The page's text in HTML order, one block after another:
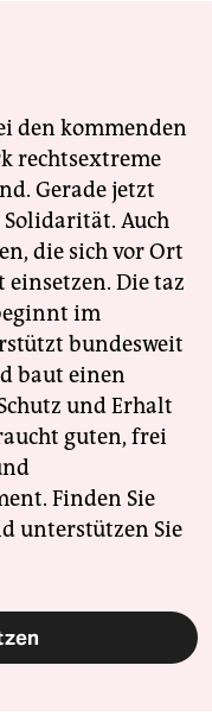
den kommenden
rechtsextreme
Gerade jetzt
Auch
die sich vor Ort
Die taz
im
bundesweit
baut einen
und Erhalt
guten, frei
Finden Sie
unterstützen Sie